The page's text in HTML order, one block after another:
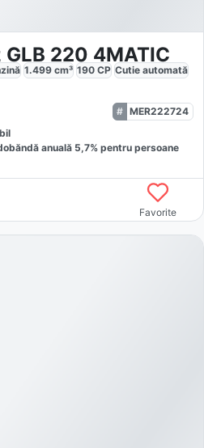
220 4MATIC
1.499 cm³ 190 CP Cutie automată
MER222724
anuală 5,7% pentru persoane
Favorite